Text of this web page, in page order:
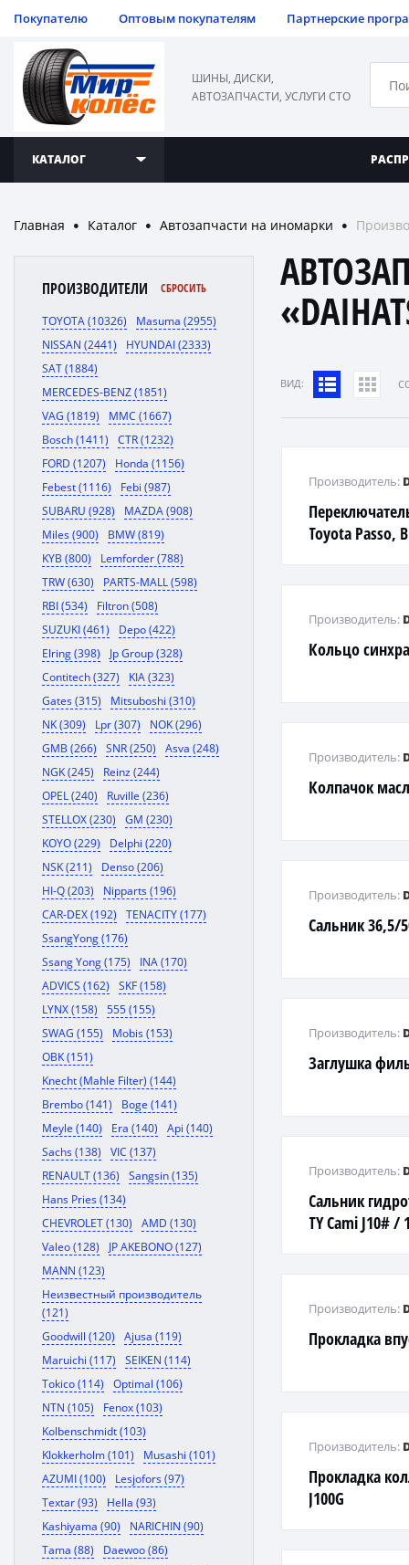
Покупателю Оптовым покупателям Партнерские
ШИНЫ, ДИСКИ,
АВТОЗАПЧАСТИ, УСЛУГИ СТО
КАТАЛОГ
Главная ● Каталог ● Автозапчасти на иномарки ●
ПРОИЗВОДИТЕЛИ СБРОСИТЬ
TOYOTA (10326)
Masuma (2955)
NISSAN (2441)
HYUNDAI (2333)
SAT (1884)
MERCEDES-BENZ (1851)
VAG (1819)
MMC (1667)
Bosch (1411)
CTR (1232)
FORD (1207)
Honda (1156)
Febest (1116)
Febi (987)
SUBARU (928)
MAZDA (908)
Miles (900)
BMW (819)
KYB (800)
Lemforder (788)
TRW (630)
PARTS-MALL (598)
RBI (534)
Filtron (508)
SUZUKI (461)
Depo (422)
Elring (398)
Jp Group (328)
Contitech (327)
KIA (323)
Gates (315)
Mitsuboshi (310)
NK (309)
Lpr (307)
NOK (296)
GMB (266)
SNR (250)
Asva (248)
NGK (245)
Reinz (244)
OPEL (240)
Ruville (236)
STELLOX (230)
GM (230)
KOYO (229)
Delphi (220)
NSK (211)
Denso (206)
HI-Q (203)
Nipparts (196)
CAR-DEX (192)
TENACITY (177)
SsangYong (176)
Ssang Yong (175)
INA (170)
ADVICS (162)
SKF (158)
LYNX (158)
555 (155)
SWAG (155)
Mobis (153)
OBK (151)
Knecht (Mahle Filter) (144)
Brembo (141)
Boge (141)
Meyle (140)
Era (140)
Api (140)
Sachs (138)
VIC (137)
RENAULT (136)
Sangsin (135)
Hans Pries (134)
CHEVROLET (130)
AMD (130)
Valeo (128)
JP AKEBONO (127)
MANN (123)
Неизвестный производитель
(121)
Goodwill (120)
Ajusa (119)
Maruichi (117)
SEIKEN (114)
Tokico (114)
Optimal (106)
NTN (105)
Fenox (103)
Kolbenschmidt (103)
Klokkerholm (101)
Musashi (101)
AZUMI (100)
Lesjofors (97)
Textar (93)
Hella (93)
Kashiyama (90)
NARICHIN (90)
Tama (88)
Daewoo (86)
ВИД:
Toyota Passo,
Производитель:
Кольцо
Производитель:
Колпачок
Производитель:
Сальник 36,5/
Производитель:
Заглушка
Производитель:
Сальник
TY Cami J10#
Производитель:
Прокладка
Производитель:
Прокладка
J100G
Производитель: